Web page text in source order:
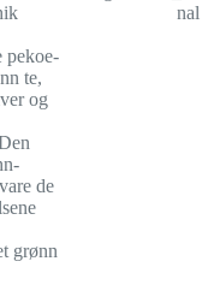
pekoe-
te,
og
de
grønn